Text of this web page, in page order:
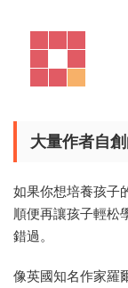
大量作者自
如果你想培養孩子
順便再讓孩子輕松
錯過。
像英國知名作家羅